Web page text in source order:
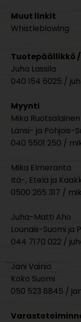
Muut linkit
Whistleblowing
Tuotepäällikkö
Juha Lassila
040 154 6025 /
Myynti
Mika Ruotsalainen
Länsi- ja Pohjois-
040 5501 250 /
Mika Elmeranta
Itä-, Etelä ja
0500 265 317 /
Juha-Matti Aho
Lounais-Suomi ja
044 7170 022 /
Jani Vainio
Koko Suomi
050 523 8845 /